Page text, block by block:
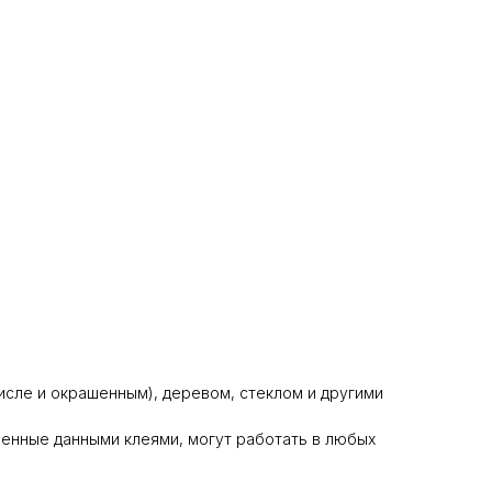
и окрашенным), деревом, стеклом и другими
данными клеями, могут работать в любых